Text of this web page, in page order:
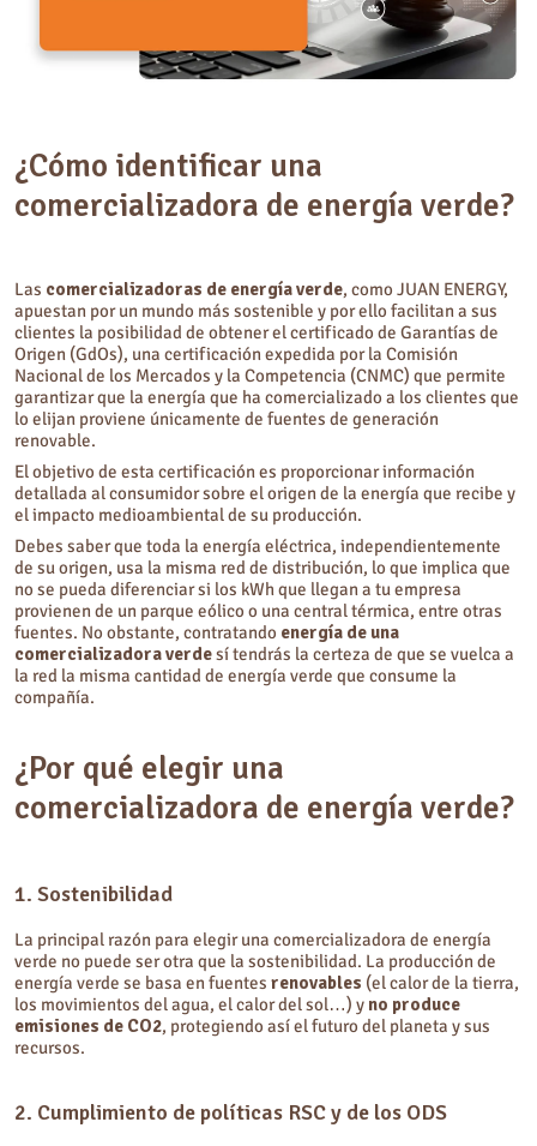
¿Cómo identificar una
comercializadora de energía verde?
Las comercializadoras de energía verde, como JUAN ENERGY,
apuestan por un mundo más sostenible y por ello facilitan a sus
clientes la posibilidad de obtener el certificado de Garantías de
Origen (GdOs), una certificación expedida por la Comisión
Nacional de los Mercados y la Competencia (CNMC) que permite
garantizar que la energía que ha comercializado a los clientes que
lo elijan proviene únicamente de fuentes de generación
renovable.
El objetivo de esta certificación es proporcionar información
detallada al consumidor sobre el origen de la energía que recibe y
el impacto medioambiental de su producción.
Debes saber que toda la energía eléctrica, independientemente
de su origen, usa la misma red de distribución, lo que implica que
no se pueda diferenciar si los kWh que llegan a tu empresa
provienen de un parque eólico o una central térmica, entre otras
fuentes. No obstante, contratando energía de una
comercializadora verdesí tendrás la certeza de que se vuelca a
la red la misma cantidad de energía verde que consume la
compañía.
¿Por qué elegir una
comercializadora de energía verde?
1. Sostenibilidad
La principal razón para elegir una comercializadora de energía
verde no puede ser otra que la sostenibilidad. La producción de
energía verde se basa en fuentes renovables (el calor de la tierra,
los movimientos del agua, el calor del sol…) y no produce
emisiones de CO2, protegiendo así el futuro del planeta y sus
recursos.
2. Cumplimiento de políticas RSC y de los ODS